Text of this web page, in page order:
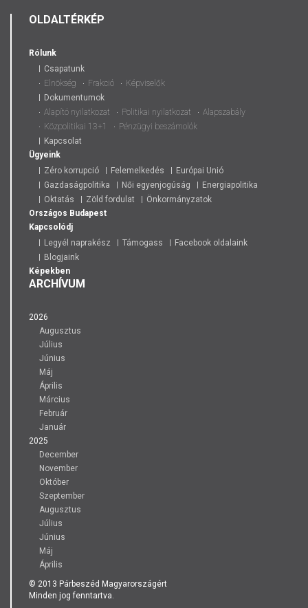
OLDALTÉRKÉP
Rólunk
Csapatunk
Elnökség
Frakció
Képviselők
Dokumentumok
Alapító nyilatkozat
Politikai nyilatkozat
Alapszabály
Közpolitikai 13+1
Pénzügyi beszámolók
Kapcsolat
Ügyeink
Zéro korrupció
Felemelkedés
Európai Unió
Gazdaságpolitika
Női egyenjogúság
Energiapolitika
Oktatás
Zöld fordulat
Önkormányzatok
Országos Budapest
Kapcsolódj
Legyél naprakész
Támogass
Facebook oldalaink
Blogjaink
Képekben
ARCHÍVUM
2026
Augusztus
Július
Június
Máj
Április
Március
Február
Január
2025
December
November
Október
Szeptember
Augusztus
Július
Június
Máj
Április
© 2013 Párbeszéd Magyarországért
Minden jog fenntartva.